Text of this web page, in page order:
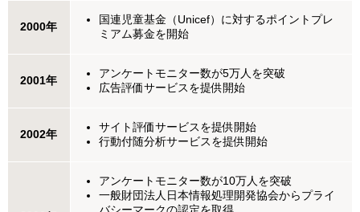
2000年
国連児童基金（Unicef）に対するポイントプレ
ミアム募金を開始
2001年
アンケートモニター数が5万人を突破
広告評価サービスを提供開始
2002年
サイト評価サービスを提供開始
行動付随分析サービスを提供開始
アンケートモニター数が10万人を突破
一般財団法人日本情報処理開発協会からプライ